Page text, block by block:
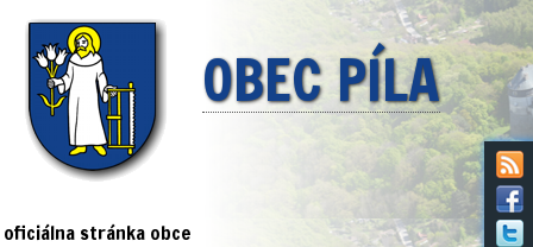
OBEC PÍLA
oficiálna stránka obce